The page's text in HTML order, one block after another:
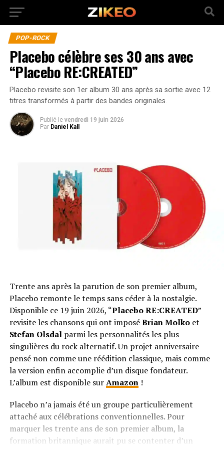
POP-ROCK
Placebo célèbre ses 30 ans avec
“Placebo RE:CREATED”
Placebo revisite son 1er album 30 ans après sa sortie avec 12
titres transformés à partir des bandes originales.
Publié le vendredi 19 juin 2026
Par Daniel Kall
Trente ans après la parution de son premier album,
Placebo remonte le temps sans céder à la nostalgie.
Disponible ce 19 juin 2026, “Placebo RE:CREATED”
revisite les chansons qui ont imposéBrian Molkoet
Stefan Olsdalparmi les personnalités les plus
singulières du rock alternatif. Un projet anniversaire
pensé non comme une réédition classique, mais comme
la version enfin accomplie d’un disque fondateur.
L’album est disponible surAmazon!
Placebo n’a jamais été un groupe particulièrement
attaché aux célébrations conventionnelles. Pour
marquer les trente ans de son premier album, la
formation britannique aurait pu se contenter d’un